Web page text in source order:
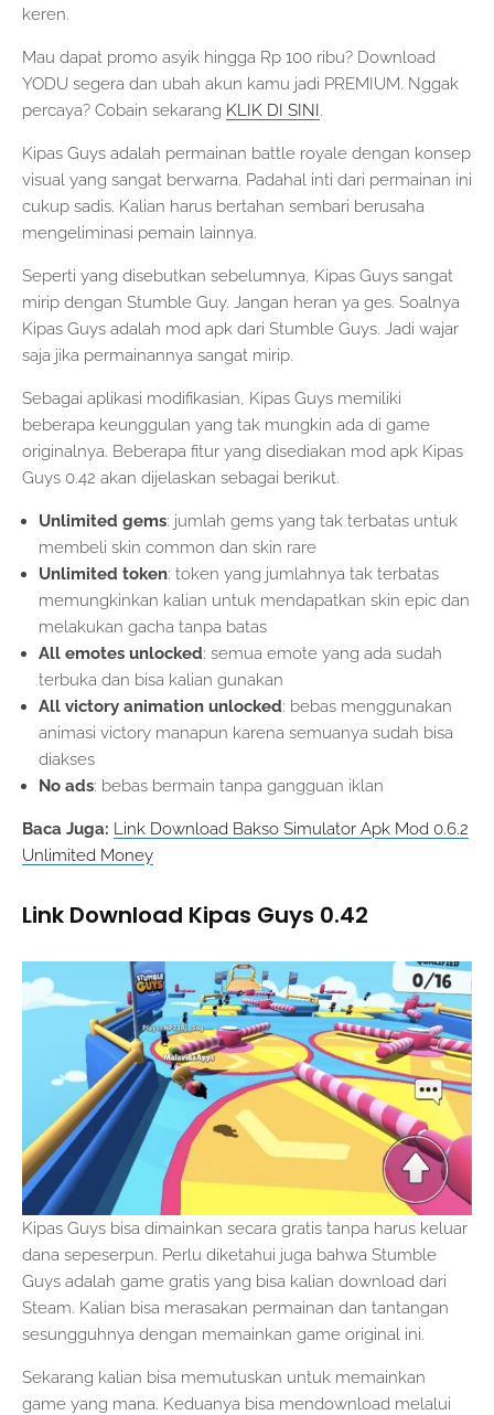
keren.
Mau dapat promo asyik hingga Rp 100 ribu? Download
YODU segera dan ubah akun kamu jadi PREMIUM. Nggak
percaya? Cobain sekarang KLIK DI SINI .
Kipas Guys adalah permainan battle royale dengan konsep
visual yang sangat berwarna. Padahal inti dari permainan ini
cukup sadis. Kalian harus bertahan sembari berusaha
mengeliminasi pemain lainnya.
Seperti yang disebutkan sebelumnya, Kipas Guys sangat
mirip dengan Stumble Guy. Jangan heran ya ges. Soalnya
Kipas Guys adalah mod apk dari Stumble Guys. Jadi wajar
saja jika permainannya sangat mirip.
Sebagai aplikasi modifikasian, Kipas Guys memiliki
beberapa keunggulan yang tak mungkin ada di game
originalnya. Beberapa fitur yang disediakan mod apk Kipas
Guys 0.42 akan dijelaskan sebagai berikut.
Unlimited gems: jumlah gems yang tak terbatas untuk
membeli skin common dan skin rare
Unlimited token: token yang jumlahnya tak terbatas
memungkinkan kalian untuk mendapatkan skin epic dan
melakukan gacha tanpa batas
All emotes unlocked: semua emote yang ada sudah
terbuka dan bisa kalian gunakan
All victory animation unlocked: bebas menggunakan
animasi victory manapun karena semuanya sudah bisa
diakses
No ads: bebas bermain tanpa gangguan iklan
Baca Juga: Link Download Bakso Simulator Apk Mod 0.6.2
Unlimited Money
Link Download Kipas Guys 0.42
Kipas Guys bisa dimainkan secara gratis tanpa harus keluar
dana sepeserpun. Perlu diketahui juga bahwa Stumble
Guys adalah game gratis yang bisa kalian download dari
Steam. Kalian bisa merasakan permainan dan tantangan
sesungguhnya dengan memainkan game original ini.
Sekarang kalian bisa memutuskan untuk memainkan
game yang mana. Keduanya bisa mendownload melalui